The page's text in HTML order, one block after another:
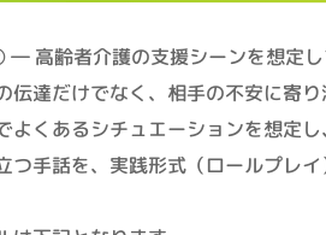
高齢者介護の支援シーンを想定し
達だけでなく、相手の不安に寄り
くあるシチュエーションを想定し、
手話を、実践形式（ロールプレイ